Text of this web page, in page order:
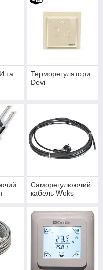
та
Терморегулятори
Devi
Саморегулюючий
кабель Woks